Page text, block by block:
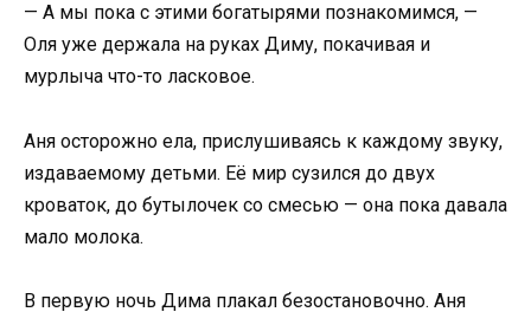
— А мы пока с этими богатырями познакомимся, —
Оля уже держала на руках Диму, покачивая и
мурлыча что-то ласковое.
Аня осторожно ела, прислушиваясь к каждому звуку,
издаваемому детьми. Её мир сузился до двух
кроваток, до бутылочек со смесью — она пока давала
мало молока.
В первую ночь Дима плакал безостановочно. Аня